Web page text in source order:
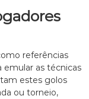
referências
emular as técnicas
estes golos
ou torneio,